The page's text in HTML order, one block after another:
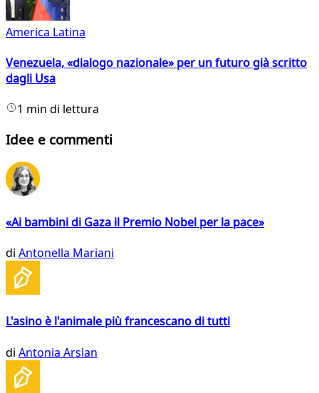
America Latina
Venezuela, «dialogo nazionale» per un futuro già scritto
dagli Usa
1 min di lettura
Idee e commenti
«Ai bambini di Gaza il Premio Nobel per la pace»
di Antonella Mariani
L'asino è l'animale più francescano di tutti
di Antonia Arslan